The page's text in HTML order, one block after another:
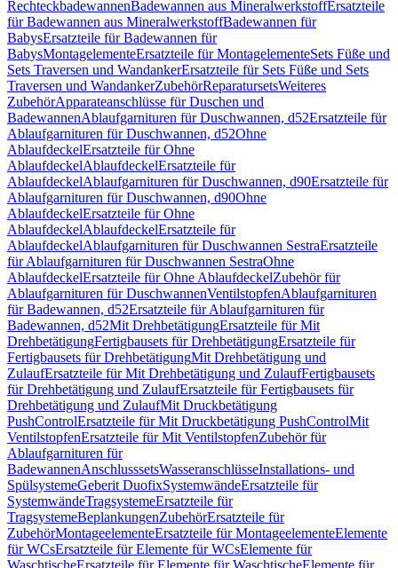
RechteckbadewannenBadewannen aus MineralwerkstoffErsatzteile
für Badewannen aus MineralwerkstoffBadewannen für
BabysErsatzteile für Badewannen für
BabysMontagelementeErsatzteile für MontagelementeSets Füße und
Sets Traversen und WandankerErsatzteile für Sets Füße und Sets
Traversen und WandankerZubehörReparatursetsWeiteres
ZubehörApparateanschlüsse für Duschen und
BadewannenAblaufgarnituren für Duschwannen, d52Ersatzteile für
Ablaufgarnituren für Duschwannen, d52Ohne
AblaufdeckelErsatzteile für Ohne
AblaufdeckelAblaufdeckelErsatzteile für
AblaufdeckelAblaufgarnituren für Duschwannen, d90Ersatzteile für
Ablaufgarnituren für Duschwannen, d90Ohne
AblaufdeckelErsatzteile für Ohne
AblaufdeckelAblaufdeckelErsatzteile für
AblaufdeckelAblaufgarnituren für Duschwannen SestraErsatzteile
für Ablaufgarnituren für Duschwannen SestraOhne
AblaufdeckelErsatzteile für Ohne AblaufdeckelZubehör für
Ablaufgarnituren für DuschwannenVentilstopfenAblaufgarnituren
für Badewannen, d52Ersatzteile für Ablaufgarnituren für
Badewannen, d52Mit DrehbetätigungErsatzteile für Mit
DrehbetätigungFertigbausets für DrehbetätigungErsatzteile für
Fertigbausets für DrehbetätigungMit Drehbetätigung und
ZulaufErsatzteile für Mit Drehbetätigung und ZulaufFertigbausets
für Drehbetätigung und ZulaufErsatzteile für Fertigbausets für
Drehbetätigung und ZulaufMit Druckbetätigung
PushControlErsatzteile für Mit Druckbetätigung PushControlMit
VentilstopfenErsatzteile für Mit VentilstopfenZubehör für
Ablaufgarnituren für
BadewannenAnschlusssetsWasseranschlüsseInstallations- und
SpülsystemeGeberit DuofixSystemwändeErsatzteile für
SystemwändeTragsystemeErsatzteile für
TragsystemeBeplankungenZubehörErsatzteile für
ZubehörMontageelementeErsatzteile für MontageelementeElemente
für WCsErsatzteile für Elemente für WCsElemente für
WaschtischeErsatzteile für Elemente für WaschtischeElemente für